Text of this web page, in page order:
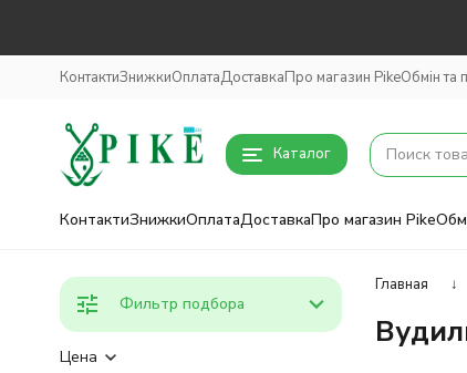
КонтактиЗнижкиОплатаДоставкаПро магазин PikeОбмін та
Каталог
КонтактиЗнижкиОплатаДоставкаПро магазин Pike
Главная ↓
Фильтр подбора
Цена